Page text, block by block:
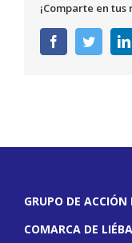
¡Comparte en tus
FacebookTwitter
GRUPO DE
COMARCA DE